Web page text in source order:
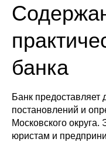
банка
Банк предоставляет
постановлений и
Московского
юристам и